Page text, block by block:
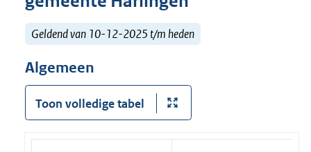
Geldend van 10-12-2025 t/m heden
Algemeen
Toon volledige tabel